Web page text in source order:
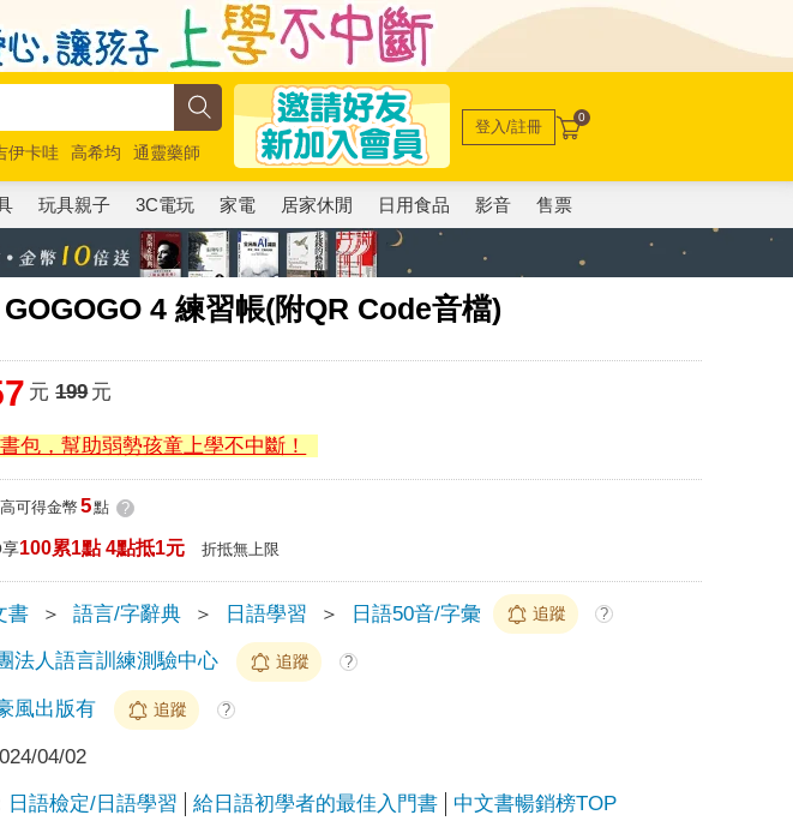
伊卡哇 高希均
通靈藥師
慢跑
登入/註冊 0
玩具親子 3C電玩 家電 居家休閒 日用食品 影音 售票
GOGOGO 4 練習帳(附QR Code音檔)
元 199元
包，幫助弱勢孩童上學不中斷！
可得金幣 5點 ?
100累1點 4點抵1元 折抵無上限
書 ＞ 語言/字辭典 ＞ 日語學習 ＞ 日語50音/字彙 追蹤 ?
法人語言訓練測驗中心 追蹤 ?
風出版有 追蹤 ?
04/02
日語檢定/日語學習 給日語初學者的最佳入門書 中文書暢銷榜TOP